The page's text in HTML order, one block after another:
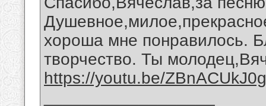
хороша мне понравилось.
творчество. Ты
https://youtu.be/